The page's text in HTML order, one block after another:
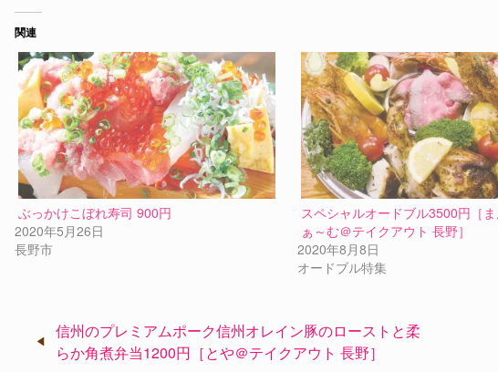
関連
ぶっかけこぼれ寿司 900円
2020年5月26日
長野市
スペシャルオードブル3500円［
ぁ～む＠テイクアウト 長野］
2020年8月8日
オードブル特集
信州のプレミアムポーク信州オレイン豚のローストと柔
らか角煮弁当1200円［とや＠テイクアウト 長野］